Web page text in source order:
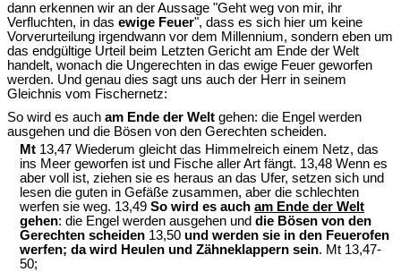
dann erkennen wir an der Aussage "Geht weg von mir, ihr
Verfluchten, in das ewige Feuer", dass es sich hier um keine
Vorverurteilung irgendwann vor dem Millennium, sondern eben um
das endgültige Urteil beim Letzten Gericht am Ende der Welt
handelt, wonach die Ungerechten in das ewige Feuer geworfen
werden. Und genau dies sagt uns auch der Herr in seinem
Gleichnis vom Fischernetz:
So wird es auch am Ende der Welt gehen: die Engel werden
ausgehen und die Bösen von den Gerechten scheiden.
Mt 13,47 Wiederum gleicht das Himmelreich einem Netz, das
ins Meer geworfen ist und Fische aller Art fängt. 13,48 Wenn es
aber voll ist, ziehen sie es heraus an das Ufer, setzen sich und
lesen die guten in Gefäße zusammen, aber die schlechten
werfen sie weg. 13,49 So wird es auch am Ende der Welt
gehen: die Engel werden ausgehen und die Bösen von den
Gerechten scheiden 13,50 und werden sie in den Feuerofen
werfen; da wird Heulen und Zähneklappern sein. Mt 13,47-
50;